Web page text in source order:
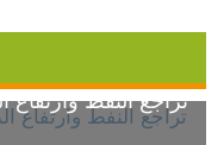
تراجع النفط